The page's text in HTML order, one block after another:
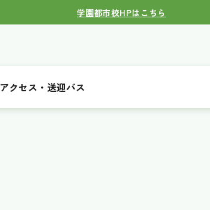
学園都市校HPはこちら
アクセス・送迎バス